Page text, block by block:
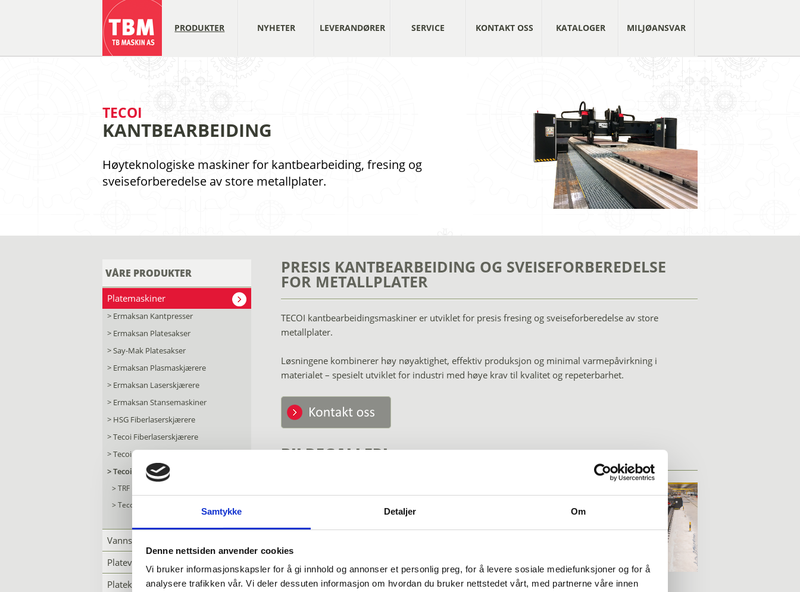
Samtykke Detaljer Om
Denne nettsiden anvender cookies
Vi bruker informasjonskapsler for å gi innhold og annonser et personlig preg, for å levere sosiale mediefunksjoner og for å
analysere trafikken vår. Vi deler dessuten informasjon om hvordan du bruker nettstedet vårt, med partnerne våre innen
PRODUKTER NYHETER LEVERANDØRER SERVICE KONTAKT OSS KATALOGER MILJØANSVAR
TECOI
KANTBEARBEIDING
Høyteknologiske maskiner for kantbearbeiding, fresing og
sveiseforberedelse av store metallplater.
VÅRE PRODUKTER
Platemaskiner
> Ermaksan Kantpresser
> Ermaksan Platesakser
>Say-Mak Platesakser
> Ermaksan Plasmaskjærere
> Ermaksan Laserskjærere
> Ermaksan Stansemaskiner
> HSG Fiberlaserskjærere
>Tecoi Fiberlaserskjærere
>Tecoi Plasmaskjærere
>Tecoi Kantbearbeiding
> TRF
> Tecoi TRF PowerDrive
Vannskjærer
Platevalser
Plateknekker
PRESIS KANTBEARBEIDING OG SVEISEFORBEREDELSE
FOR METALLPLATER
TECOI kantbearbeidingsmaskiner er utviklet for presis fresing og sveiseforberedelse av store
metallplater.
Løsningene kombinerer høy nøyaktighet, effektiv produksjon og minimal varmepåvirkning i
materialet – spesielt utviklet for industri med høye krav til kvalitet og repeterbarhet.
BILDEGALLERI